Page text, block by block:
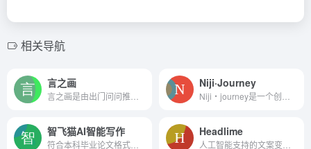
相关导航
言之画 Niji·Journey
智飞猫AI智能写作 Headlime